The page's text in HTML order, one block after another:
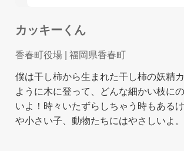
カッキーくん
香春町役場 | 福岡県香春町
僕は干し柿から生まれた干し柿の妖精
ように木に登って、どんな細かい枝に
いよ！時々いたずらしちゃう時もある
や小さい子、動物たちにはやさしいよ。